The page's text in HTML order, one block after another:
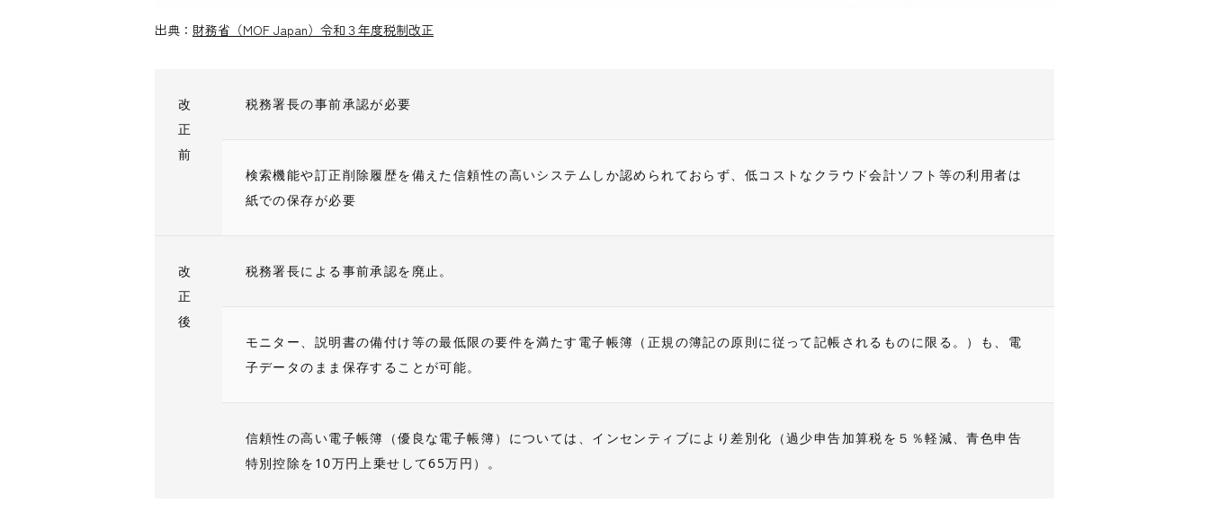
出典： 財務省（MOF Japan）令和３年度税制改正
改
正
前
税務署長の事前承認が必要
検索機能や訂正削除履歴を備えた信頼性の高いシステムしか認められておらず、低コストなクラウド会計ソフト等の利用者は
紙での保存が必要
改
正
後
税務署長による事前承認を廃止。
モニター、説明書の備付け等の最低限の要件を満たす電子帳簿（正規の簿記の原則に従って記帳されるものに限る。）も、電
子データのまま保存することが可能。
信頼性の高い電子帳簿（優良な電子帳簿）については、インセンティブにより差別化（過少申告加算税を５％軽減、青色申告
特別控除を10万円上乗せして65万円）。